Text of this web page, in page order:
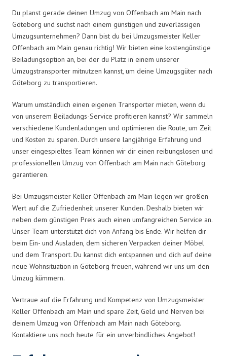
Du planst gerade deinen Umzug von Offenbach am Main nach
Göteborg und suchst nach einem günstigen und zuverlässigen
Umzugsunternehmen? Dann bist du bei Umzugsmeister Keller
Offenbach am Main genau richtig! Wir bieten eine kostengünstige
Beiladungsoption an, bei der du Platz in einem unserer
Umzugstransporter mitnutzen kannst, um deine Umzugsgüter nach
Göteborg zu transportieren.
Warum umständlich einen eigenen Transporter mieten, wenn du
von unserem Beiladungs-Service profitieren kannst? Wir sammeln
verschiedene Kundenladungen und optimieren die Route, um Zeit
und Kosten zu sparen. Durch unsere langjährige Erfahrung und
unser eingespieltes Team können wir dir einen reibungslosen und
professionellen Umzug von Offenbach am Main nach Göteborg
garantieren.
Bei Umzugsmeister Keller Offenbach am Main legen wir großen
Wert auf die Zufriedenheit unserer Kunden. Deshalb bieten wir
neben dem günstigen Preis auch einen umfangreichen Service an.
Unser Team unterstützt dich von Anfang bis Ende. Wir helfen dir
beim Ein- und Ausladen, dem sicheren Verpacken deiner Möbel
und dem Transport. Du kannst dich entspannen und dich auf deine
neue Wohnsituation in Göteborg freuen, während wir uns um den
Umzug kümmern.
Vertraue auf die Erfahrung und Kompetenz von Umzugsmeister
Keller Offenbach am Main und spare Zeit, Geld und Nerven bei
deinem Umzug von Offenbach am Main nach Göteborg.
Kontaktiere uns noch heute für ein unverbindliches Angebot!